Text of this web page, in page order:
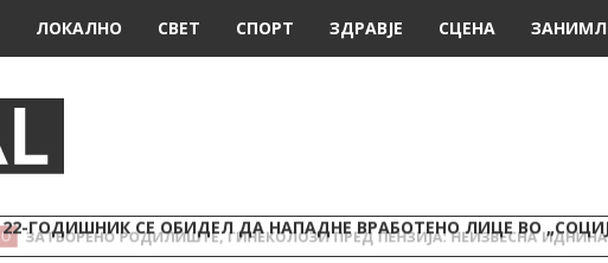
ЛОКАЛНО СВЕТ СПОРТ ЗДРАВЈЕ СЦЕНА
22-ГОДИШНИК СЕ ОБИДЕЛ ДА НАПАДНЕ ВРАБОТЕНО ЛИЦЕ ВО